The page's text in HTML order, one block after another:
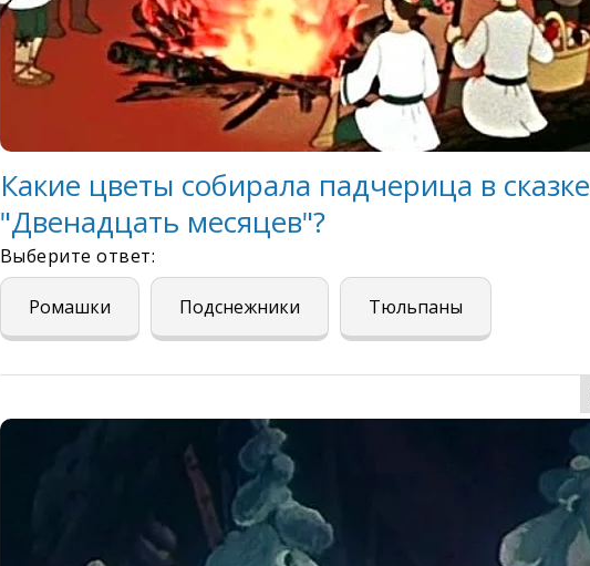
Какие цветы собирала падчерица в сказке
"Двенадцать месяцев"?
Выберите ответ:
Ромашки Подснежники Тюльпаны